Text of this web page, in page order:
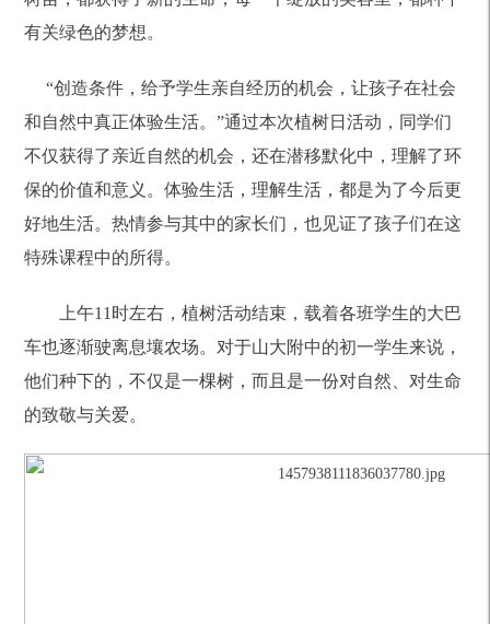
有关绿色的梦想。
“创造条件，给予学生亲自经历的机会，让孩子在社会
和自然中真正体验生活。”通过本次植树日活动，同学们
不仅获得了亲近自然的机会，还在潜移默化中，理解了环
保的价值和意义。体验生活，理解生活，都是为了今后更
好地生活。热情参与其中的家长们，也见证了孩子们在这
特殊课程中的所得。
上午11时左右，植树活动结束，载着各班学生的大巴
车也逐渐驶离息壤农场。对于山大附中的初一学生来说，
他们种下的，不仅是一棵树，而且是一份对自然、对生命
的致敬与关爱。